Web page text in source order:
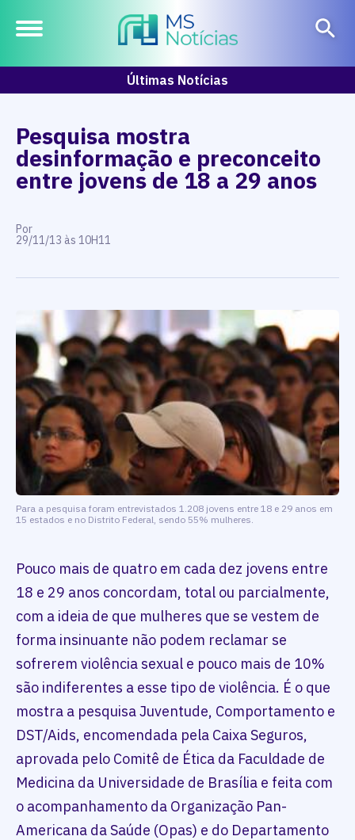
Últimas Notícias
Pesquisa mostra
desinformação e preconceito
entre jovens de 18 a 29 anos
Por
29/11/13 às 10H11
Para a pesquisa foram entrevistados 1.208 jovens entre 18 e 29 anos em
15 estados e no Distrito Federal, sendo 55% mulheres.
Pouco mais de quatro em cada dez jovens entre
18 e 29 anos concordam, total ou parcialmente,
com a ideia de que mulheres que se vestem de
forma insinuante não podem reclamar se
sofrerem violência sexual e pouco mais de 10%
são indiferentes a esse tipo de violência. É o que
mostra a pesquisa Juventude, Comportamento e
DST/Aids, encomendada pela Caixa Seguros,
aprovada pelo Comitê de Ética da Faculdade de
Medicina da Universidade de Brasília e feita com
o acompanhamento da Organização Pan-
Americana da Saúde (Opas) e do Departamento